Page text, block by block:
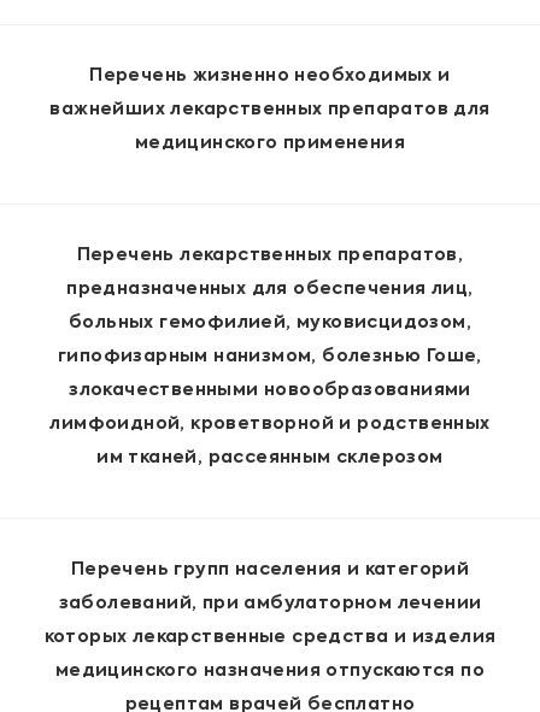
Перечень жизненно необходимых и
важнейших лекарственных препаратов для
медицинского применения
Перечень лекарственных препаратов,
предназначенных для обеспечения лиц,
больных гемофилией, муковисцидозом,
гипофизарным нанизмом, болезнью Гоше,
злокачественными новообразованиями
лимфоидной, кроветворной и родственных
им тканей, рассеянным склерозом
Перечень групп населения и категорий
заболеваний, при амбулаторном лечении
которых лекарственные средства и изделия
медицинского назначения отпускаются по
рецептам врачей бесплатно